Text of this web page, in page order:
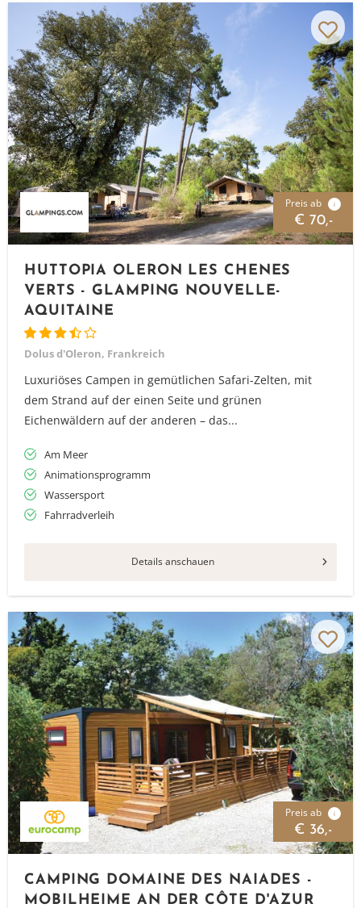
Preis ab i
€ 70,-
HUTTOPIA OLERON LES CHENES
VERTS - GLAMPING NOUVELLE-
AQUITAINE
Dolus d'Oleron, Frankreich
Luxuriöses Campen in gemütlichen Safari-Zelten, mit
dem Strand auf der einen Seite und grünen
Eichenwäldern auf der anderen – das...
Am Meer
Animationsprogramm
Wassersport
Fahrradverleih
Details anschauen
Preis ab i
€ 36,-
CAMPING DOMAINE DES NAIADES -
MOBILHEIME AN DER CÔTE D'AZUR